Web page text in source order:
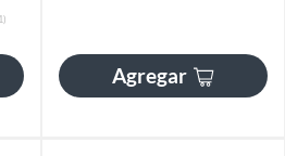
Agregar